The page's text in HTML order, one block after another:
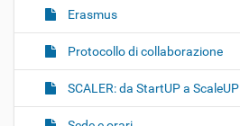
Erasmus
Protocollo di collaborazione
SCALER: da StartUP a ScaleUP